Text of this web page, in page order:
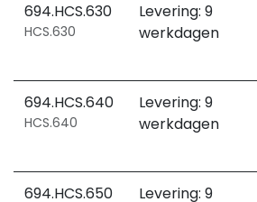
694.HCS.630
HCS.630
Levering: 9
werkdagen
694.HCS.640
HCS.640
Levering: 9
werkdagen
694.HCS.650
Levering: 9